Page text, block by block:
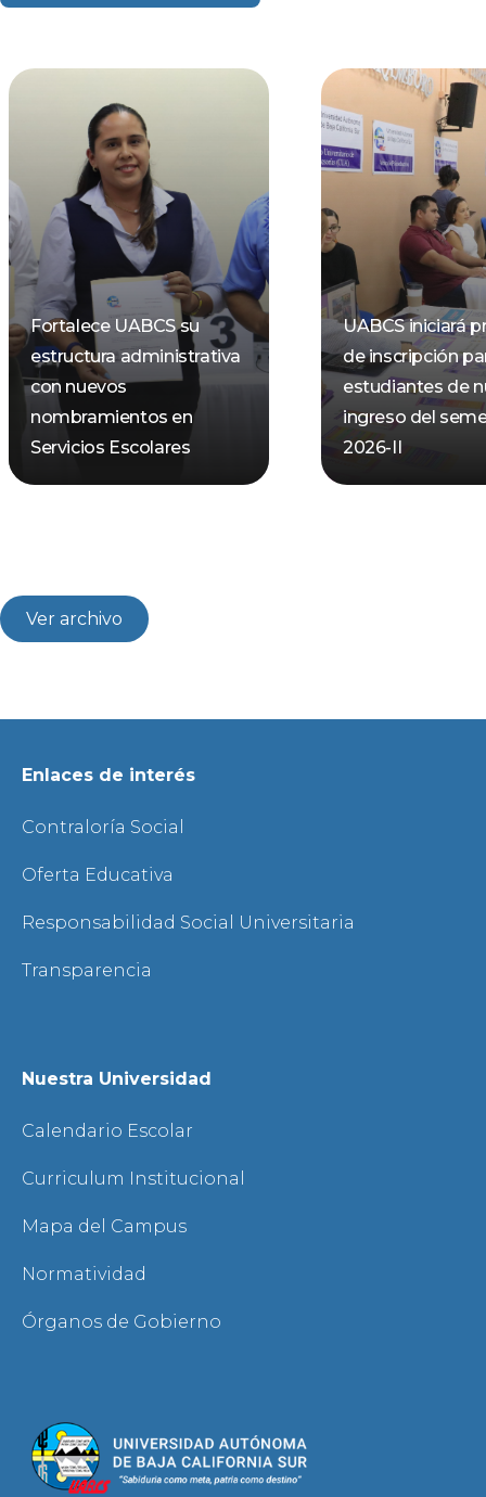
Fortalece UABCS su
estructura administrativa
con nuevos
nombramientos en
Servicios Escolares
UABCS iniciará
de inscripción
estudiantes de
ingreso del
2026-II
Ver archivo
Enlaces de interés
Contraloría Social
Oferta Educativa
Responsabilidad Social Universitaria
Transparencia
Nuestra Universidad
Calendario Escolar
Curriculum Institucional
Mapa del Campus
Normatividad
Órganos de Gobierno